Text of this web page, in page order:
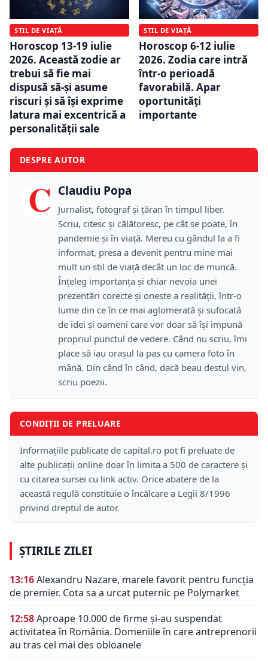
STIL DE VIAȚĂ
Horoscop 13-19 iulie
2026. Această zodie ar
trebui să fie mai
dispusă să-și asume
riscuri și să își exprime
latura mai excentrică a
personalității sale
STIL DE VIAȚĂ
Horoscop 6-12 iulie
2026. Zodia care intră
într-o perioadă
favorabilă. Apar
oportunități
importante
DESPRE AUTOR
C Claudiu Popa
Jurnalist, fotograf și țăran în timpul liber.
Scriu, citesc și călătoresc, pe cât se poate, în
pandemie și în viață. Mereu cu gândul la a fi
informat, presa a devenit pentru mine mai
mult un stil de viață decât un loc de muncă.
Înțeleg importanța și chiar nevoia unei
prezentări corecte și oneste a realității, într-o
lume din ce în ce mai aglomerată și sufocată
de idei și oameni care vor doar să își impună
propriul punctul de vedere. Când nu scriu, îmi
place să iau orașul la pas cu camera foto în
mână. Din când în când, dacă beau destul vin,
scriu poezii.
CONDIȚII DE PRELUARE
Informațiile publicate de capital.ro pot fi preluate de
alte publicații online doar în limita a 500 de caractere și
cu citarea sursei cu link activ. Orice abatere de la
această regulă constituie o încălcare a Legii 8/1996
privind dreptul de autor.
ȘTIRILE ZILEI
13:16Alexandru Nazare, marele favorit pentru funcția
de premier. Cota sa a urcat puternic pe Polymarket
12:58Aproape 10.000 de firme și-au suspendat
activitatea în România. Domeniile în care antreprenorii
au tras cel mai des obloanele